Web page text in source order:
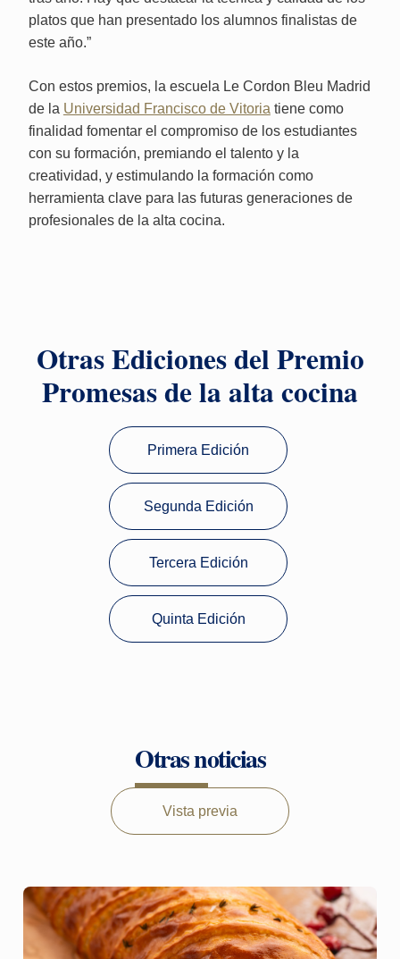
platos que han presentado los alumnos finalistas de
este año.”
Con estos premios, la escuela Le Cordon Bleu Madrid
de la Universidad Francisco de Vitoria tiene como
finalidad fomentar el compromiso de los estudiantes
con su formación, premiando el talento y la
creatividad, y estimulando la formación como
herramienta clave para las futuras generaciones de
profesionales de la alta cocina.
Otras Ediciones del Premio
Promesas de la alta cocina
Primera Edición
Segunda Edición
Tercera Edición
Quinta Edición
Otras noticias
Vista previa